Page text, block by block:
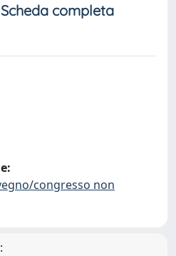
Scheda completa
congresso non